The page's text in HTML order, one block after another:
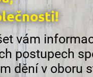
vám
postupech
dění v oboru